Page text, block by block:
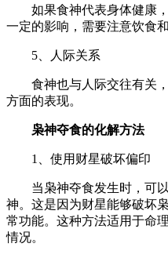
如果食神代表身体健康
一定的影响，需要注意饮食和
5、人际关系
食神也与人际交往有关
方面的表现。
枭神夺食的化解方法
1、使用财星破坏偏印
当枭神夺食发生时，可
神。这是因为财星能够破坏
常功能。这种方法适用于命
情况。